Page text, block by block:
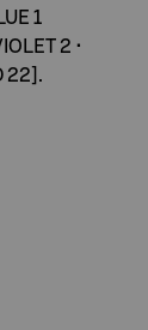
1
2 •
22].